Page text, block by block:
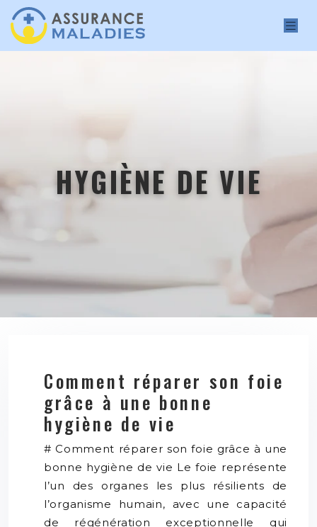
HYGIÈNE DE VIE
Comment réparer son foie
grâce à une bonne
hygiène de vie
# Comment réparer son foie grâce à une
bonne hygiène de vie Le foie représente
l’un des organes les plus résilients de
l’organisme humain, avec une capacité
de régénération exceptionnelle qui